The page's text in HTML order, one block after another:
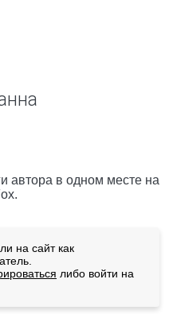
автора в одном месте на
на сайт как
либо войти на